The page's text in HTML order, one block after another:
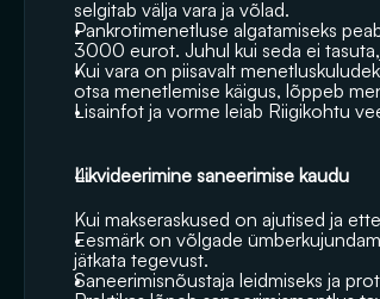
selgitab välja vara ja võlad.
Pankrotimenetluse algatamiseks
3000 eurot. Juhul kui seda ei
Kui vara on piisavalt
otsa menetlemise käigus, lõppeb
Lisainfot ja vorme leiab Riigikohtu
Likvideerimine saneerimise kaudu
Kui makseraskused on ajutised ja
Eesmärk on võlgade
jätkata tegevust.
Saneerimisnõustaja leidmiseks ja